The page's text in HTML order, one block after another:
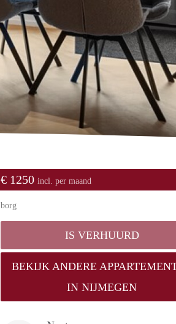
€ 1250 incl. per maand
borg
IS VERHUURD
BEKIJK ANDERE
IN NIJMEGEN